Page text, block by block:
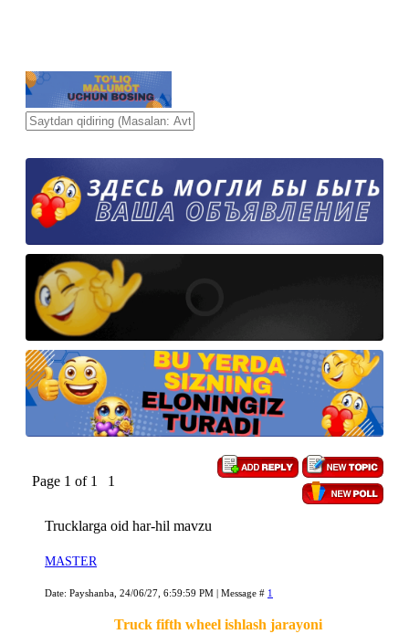
Page 1 of 1 1
Trucklarga oid har-hil mavzu
MASTER
Date: Payshanba, 24/06/27, 6:59:59 PM | Message # 1
Truck fifth wheel ishlash jarayoni